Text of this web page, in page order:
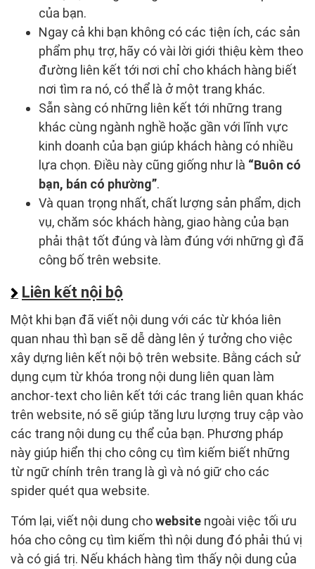
của bạn.
Ngay cả khi bạn không có các tiện ích, các sản
phẩm phụ trợ, hãy có vài lời giới thiệu kèm theo
đường liên kết tới nơi chỉ cho khách hàng biết
nơi tìm ra nó, có thể là ở một trang khác.
Sẵn sàng có những liên kết tới những trang
khác cùng ngành nghề hoặc gần với lĩnh vực
kinh doanh của bạn giúp khách hàng có nhiều
lựa chọn. Điều này cũng giống như là “Buôn có
bạn, bán có phường”.
Và quan trọng nhất, chất lượng sản phẩm, dịch
vụ, chăm sóc khách hàng, giao hàng của bạn
phải thật tốt đúng và làm đúng với những gì đã
công bố trên website.
Liên kết nội bộ
Một khi bạn đã viết nội dung với các từ khóa liên
quan nhau thì bạn sẽ dễ dàng lên ý tưởng cho việc
xây dựng liên kết nội bộ trên website. Bằng cách sử
dụng cụm từ khóa trong nội dung liên quan làm
anchor-text cho liên kết tới các trang liên quan khác
trên website, nó sẽ giúp tăng lưu lượng truy cập vào
các trang nội dung cụ thể của bạn. Phương pháp
này giúp hiển thị cho công cụ tìm kiếm biết những
từ ngữ chính trên trang là gì và nó giữ cho các
spider quét qua website.
Tóm lại, viết nội dung chowebsite ngoài việc tối ưu
hóa cho công cụ tìm kiếm thì nội dung đó phải thú vị
và có giá trị. Nếu khách hàng tìm thấy nội dung của